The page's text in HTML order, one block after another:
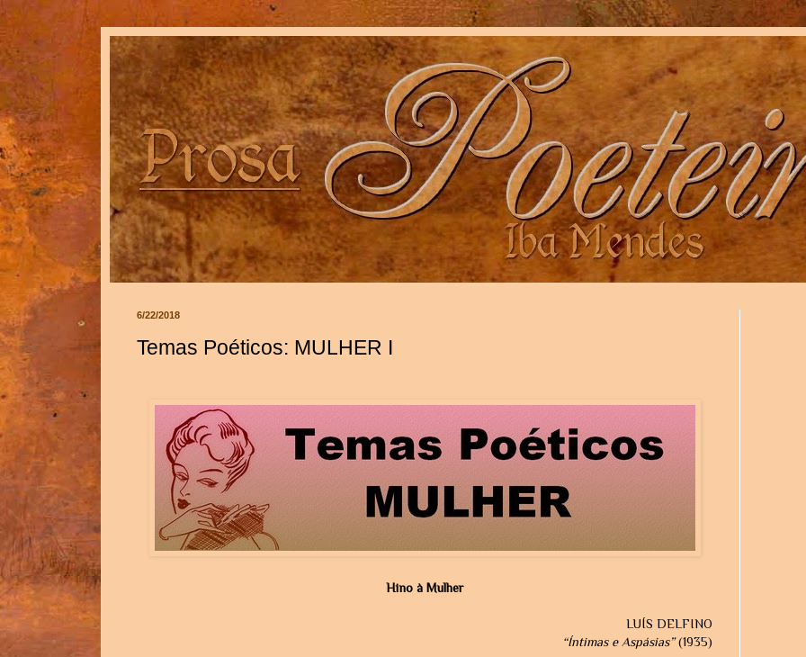
6/22/2018
Temas Poéticos: MULHER I
Hino à Mulher
LUÍS DELFINO
“Íntimas e Aspásias”(1935)